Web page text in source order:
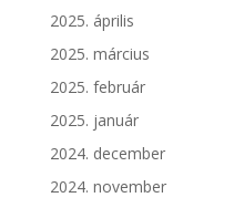
2025. április
2025. március
2025. február
2025. január
2024. december
2024. november